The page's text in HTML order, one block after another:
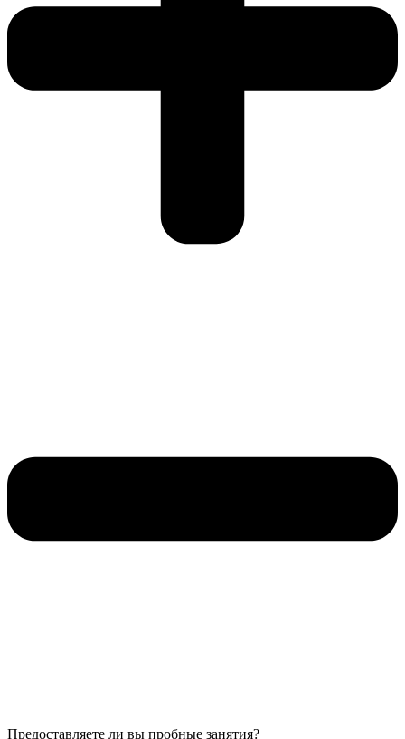
Предоставляете ли вы пробные занятия?